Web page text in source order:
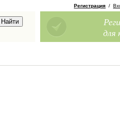
Регистрация /
для